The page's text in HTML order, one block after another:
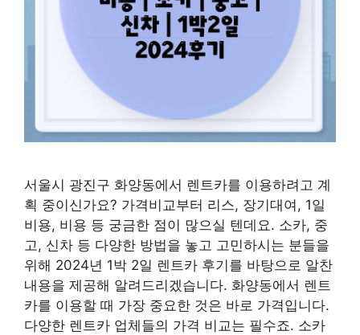
서울시 광진구 화양동에서 렌트카를 이용하려고 계
획 중이신가요? 가격비교부터 리스, 장기대여, 1일
비용, 비용 등 궁금한 점이 많으실 텐데요. 소카, 중
고, 신차 등 다양한 방법을 놓고 고민하시는 분들을
위해 2024년 1박 2일 렌트카 후기를 바탕으로 알찬
내용을 제공해 알려드리겠습니다. 화양동에서 렌트
카를 이용할 때 가장 중요한 것은 바로 가격입니다.
다양한 렌트카 업체들의 가격 비교는 필수죠. 소카